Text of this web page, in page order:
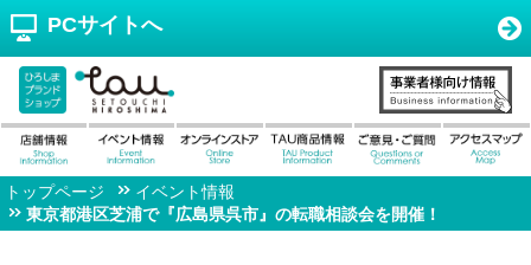
PCサイトへ
トップページ
イベント情報
東京都港区芝浦で『広島県呉市』の転職相談会を開催！